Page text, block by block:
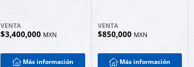
VENTA
$3,400,000MXN
Más información
VENTA
$850,000 MXN
Más información